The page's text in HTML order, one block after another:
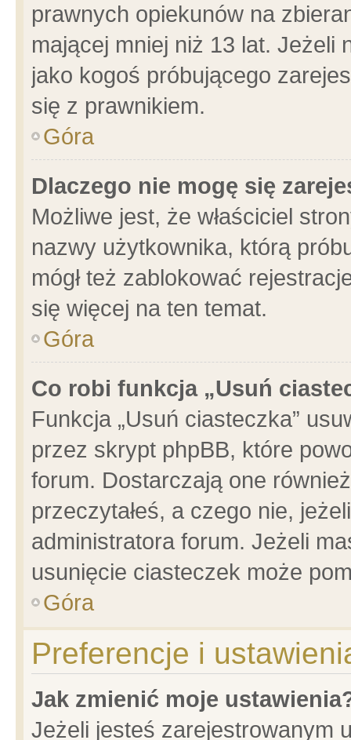
prawnych opiekunów na
mającej mniej niż 13 lat. Jeżeli
jako kogoś próbującego
się z prawnikiem.
Góra
Dlaczego nie mogę się
Możliwe jest, że właściciel
nazwy użytkownika, którą
mógł też zablokować
się więcej na ten temat.
Góra
Co robi funkcja „Usuń
Funkcja „Usuń ciasteczka”
przez skrypt phpBB, które
forum. Dostarczają one
przeczytałeś, a czego nie,
administratora forum. Jeżeli
usunięcie ciasteczek może
Góra
Preferencje i
Jak zmienić moje
Jeżeli jesteś zarejestrowanym